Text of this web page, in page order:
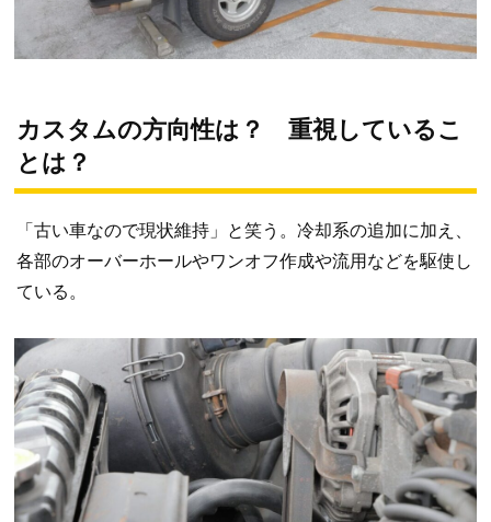
カスタムの方向性は？ 重視しているこ
とは？
「古い車なので現状維持」と笑う。冷却系の追加に加え、
各部のオーバーホールやワンオフ作成や流用などを駆使し
ている。